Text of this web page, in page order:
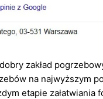
zakład
na najwyższym
etapie załatwiania